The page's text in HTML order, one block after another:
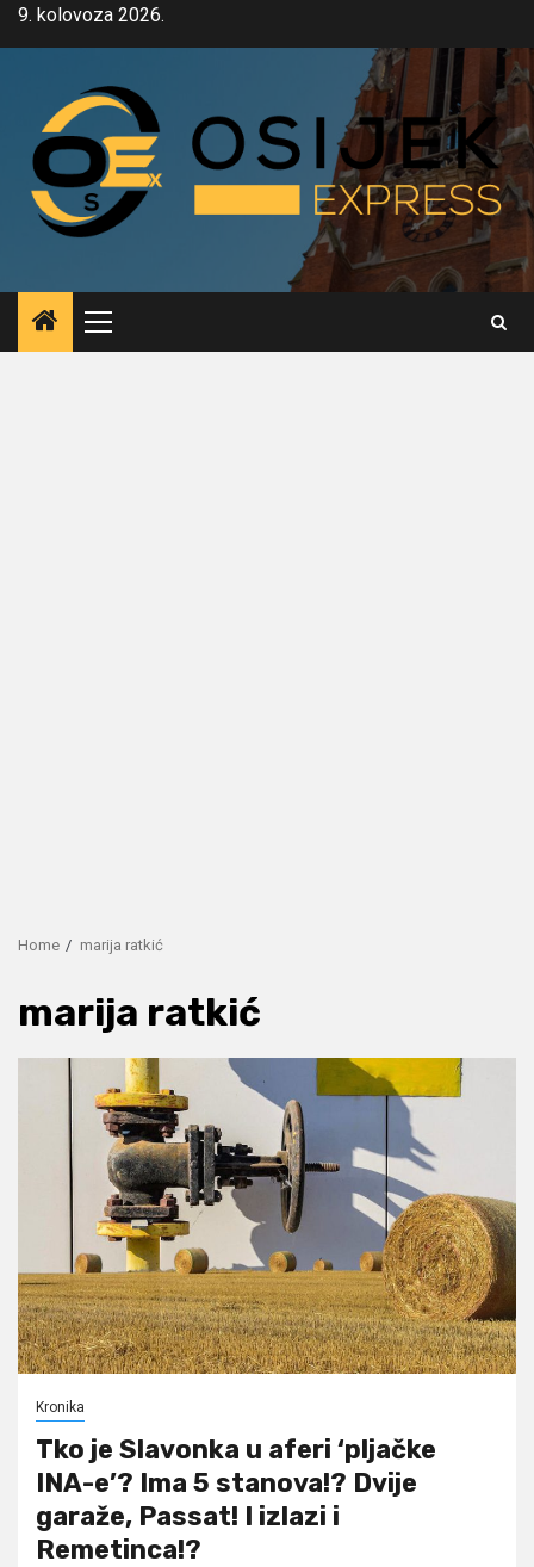
Skip9. kolovoza 2026.
Primary
Menu
Home marija ratkić
marija ratkić
Kronika
Tko je Slavonka u aferi ‘pljačke
INA-e’? Ima 5 stanova!? Dvije
garaže, Passat! I izlazi i
Remetinca!?